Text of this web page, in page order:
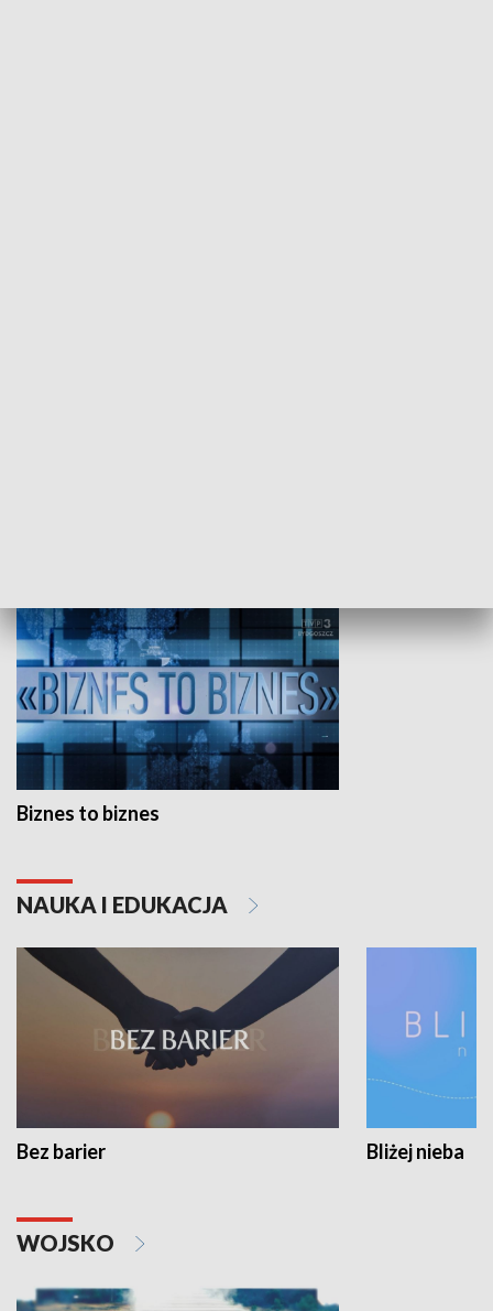
Biznes to biznes
NAUKA I EDUKACJA
Bez barier Bliżej nieba
WOJSKO